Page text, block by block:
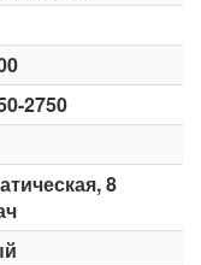
2750
8